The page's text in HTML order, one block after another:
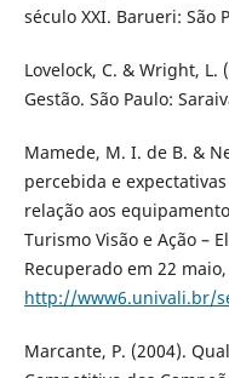
século XXI. Barueri: São
Lovelock, C. & Wright,
Gestão. São Paulo:
Mamede, M. I. de B. &
percebida e
relação aos
Turismo Visão e Ação –
Recuperado em 22
http://www6.univali.br/
Marcante, P. (2004).